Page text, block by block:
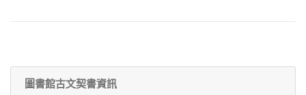
圖書館古文契書資訊